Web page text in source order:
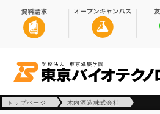
トップページ 木内酒造株式会社